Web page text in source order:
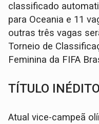
classificado
para Oceania e 11
outras três vagas
Torneio de
Feminina da FIFA
TÍTULO INÉDITO
Atual vice-campeã